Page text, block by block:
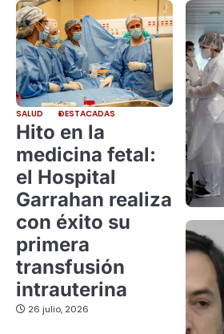
SALUD DESTACADAS
Hito en la
medicina fetal:
el Hospital
Garrahan realiza
con éxito su
primera
transfusión
intrauterina
26 julio, 2026